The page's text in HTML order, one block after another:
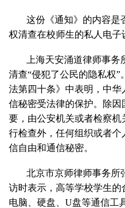
这份《通知》的内容是
权清查在校师生的私人电子
上海天安涌道律师事
清查“侵犯了公民的隐私权
法第四十条》中表明，中
信秘密受法律的保护。除
要，由公安机关或者检察
行检查外，任何组织或者
信自由和通信秘密。
北京市京师律师事务所
访时表示，高等学校学生的
电脑、硬盘、U盘等通信工